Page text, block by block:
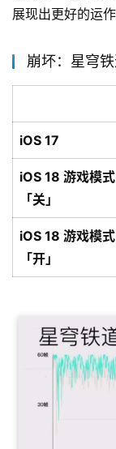
展现出更好的运作
崩坏：星穹
iOS 17
iOS 18 游戏模式
「关」
iOS 18 游戏模式
「开」